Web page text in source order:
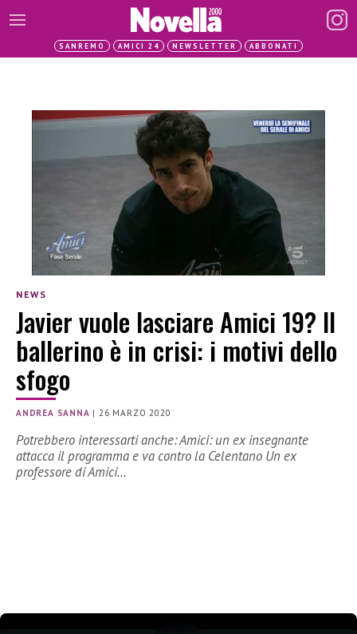
SANREMO AMICI 24 NEWSLETTER ABBONATI
NEWS
Javier vuole lasciare Amici 19? Il
ballerino è in crisi: i motivi dello
sfogo
ANDREA SANNA |26 MARZO 2020
Potrebbero interessarti anche: Amici: un ex insegnante
attacca il programma e va contro la Celentano Un ex
professore di Amici…